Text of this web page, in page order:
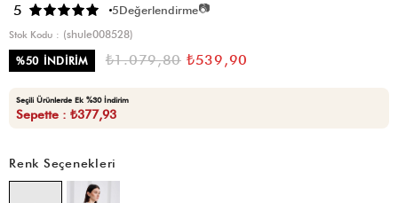
5 5Değerlendirme📷
Stok Kodu
(shule008528)
%50 İNDIRIM ₺1.079,80 ₺539,90
Seçili Ürünlerde Ek %30 İndirim
Sepette : ₺377,93
Renk Seçenekleri